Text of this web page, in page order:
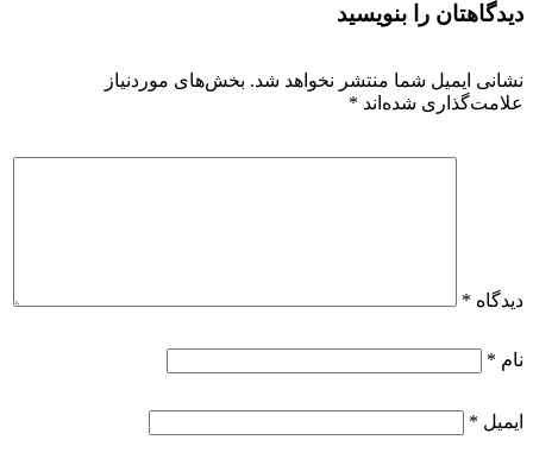
دیدگاهتان را بنویسید
نشانی ایمیل شما منتشر نخواهد شد. بخش‌های موردنیاز
علامت‌گذاری شده‌اند *
دیدگاه *
نام *
ایمیل *